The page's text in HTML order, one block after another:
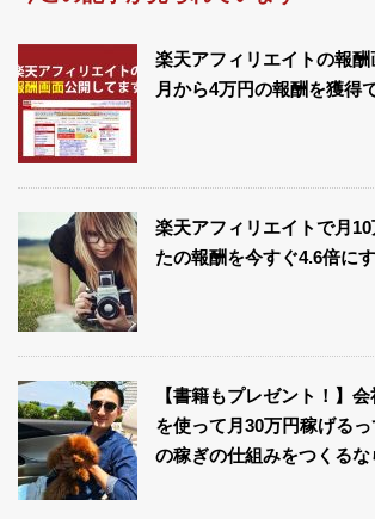
楽天アフィリエイトの報
月から4万円の報酬を獲得
楽天アフィリエイトで月
たの報酬を今すぐ4.6倍に
【書籍もプレゼント！】
を使って月30万円稼げる
の稼ぎの仕組みをつくるな